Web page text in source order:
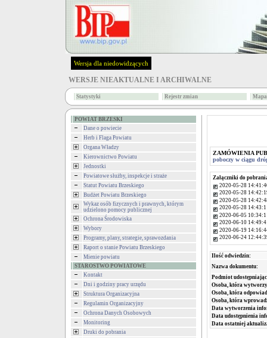
Wersja dla niedowidzących
WERSJE NIEAKTUALNE I ARCHIWALNE
Statystyki Rejestr zmian
POWIAT BRZESKI
Dane o powiecie
Herb i Flaga Powiatu
Organa Władzy
Kierownictwo Powiatu
Jednostki
Powiatowe służby, inspekcje i straże
Statut Powiatu Brzeskiego
Budżet Powiatu Brzeskiego
Wykaz osób fizycznych i prawnych, którym
udzielono pomocy publicznej
Ochrona Środowiska
Wybory
Programy, plany, strategie, sprawozdania
Raport o stanie Powiatu Brzeskiego
Mienie powiatu
STAROSTWO POWIATOWE
Kontakt
Dni i godziny pracy urzędu
Struktura Organizacyjna
Regulamin Organizacyjny
Ochrona Danych Osobowych
Monitoring
Druki do pobrania
ZAMÓWIENIA
poboczy w ciągu
Załączniki do
2020-05-28
2020-05-28
2020-05-28
2020-05-28
2020-06-05
2020-06-10
2020-06-19
2020-06-24
Ilość odwiedzin:
Nazwa dokumentu:
Podmiot
Osoba, która
Osoba, która
Osoba, która
Data wytworzenia
Data udostępnienia
Data ostatniej